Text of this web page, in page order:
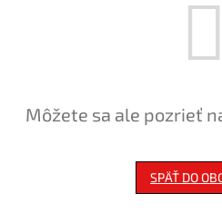
Môžete sa ale pozrieť
SPÄŤ DO